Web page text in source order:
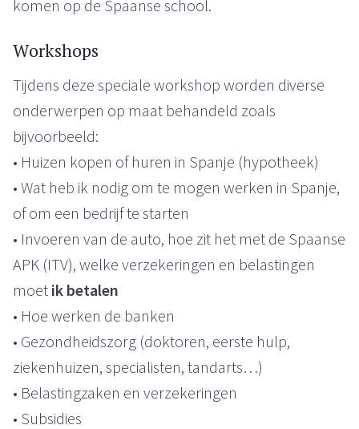
komen op de Spaanse school.
Workshops
Tijdens deze speciale workshop worden diverse
onderwerpen op maat behandeld zoals
bijvoorbeeld:
• Huizen kopen of huren in Spanje (hypotheek)
• Wat heb ik nodig om te mogen werken in Spanje,
of om een bedrijf te starten
• Invoeren van de auto, hoe zit het met de Spaanse
APK (ITV), welke verzekeringen en belastingen
moet ik betalen
• Hoe werken de banken
• Gezondheidszorg (doktoren, eerste hulp,
ziekenhuizen, specialisten, tandarts…)
• Belastingzaken en verzekeringen
• Subsidies